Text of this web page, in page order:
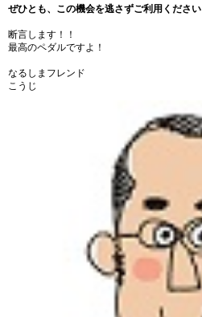
ぜひとも、この機会を逃さずご利用ください
断言します！！
最高のペダルですよ！
なるしまフレンド
こうじ